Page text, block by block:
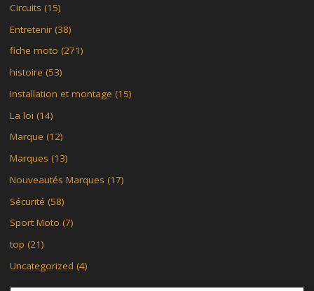
Circuits (15)
Entretenir(38)
fiche moto (271)
histoire (53)
Installation et montage (15)
La loi (14)
Marque (12)
Marques (13)
Nouveautés Marques (17)
Sécurité (58)
Sport Moto (7)
top (21)
Uncategorized (4)